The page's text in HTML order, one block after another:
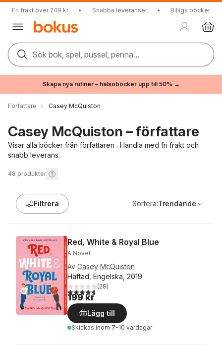
Fri frakt över 249 kr • Snabba leveranser • Billiga böcker
Sök bok, spel, pussel, penna...
Skapa nya rutiner – hälsoböcker upp till 50% →
Författare Casey McQuiston
Casey McQuiston – författare
Visar alla böcker från författaren . Handla med fri frakt och
snabb leverans.
48 produkter
Filtrera Sortera:Trendande
Red, White & Royal Blue
A Novel
Av Casey McQuiston
Häftad, Engelska, 2019
4,7utav 5 stjärnor. Totalt antal röster:
(28)
199 kr
Lägg till
Skickas inom 7-10 vardagar